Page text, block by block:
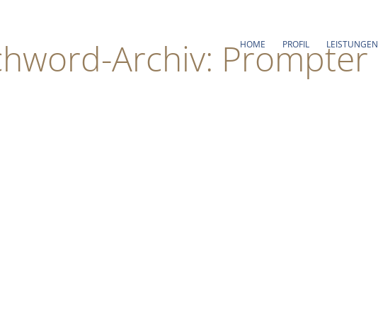
HOME PROFIL LEISTUNGEN
Archiv: Prompter